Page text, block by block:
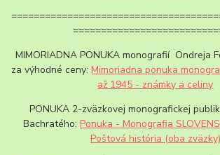
MIMORIADNA PONUKA monografií Ondreja
za výhodné ceny:Mimoriadna ponuka
až 1945 - známky a celiny
PONUKA 2-zväzkovej monografickej
Bachratého: Ponuka - Monografia
Poštová história (oba zväzky)